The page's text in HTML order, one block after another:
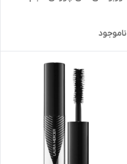
eyes full size 8g
ناموجود